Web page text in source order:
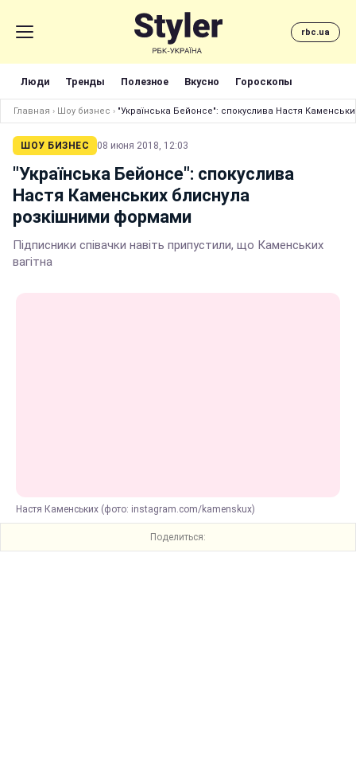
rbc.ua
Люди Тренды Полезное Вкусно Гороскопы
Главная › Шоу бизнес › "Українська Бейонсе": спокуслива Настя
ШОУ БИЗНЕС 08 июня 2018, 12:03
"Українська Бейонсе": спокуслива
Настя Каменських блиснула
розкішними формами
Підписники співачки навіть припустили, що Каменських
вагітна
Настя Каменських (фото: instagram.com/kamenskux)
Поделиться: